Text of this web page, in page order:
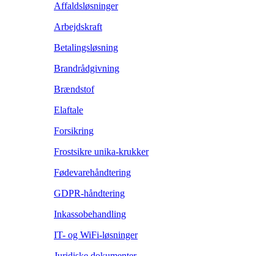
Affaldsløsninger
Arbejdskraft
Betalingsløsning
Brandrådgivning
Brændstof
Elaftale
Forsikring
Frostsikre unika-krukker
Fødevarehåndtering
GDPR-håndtering
Inkassobehandling
IT- og WiFi-løsninger